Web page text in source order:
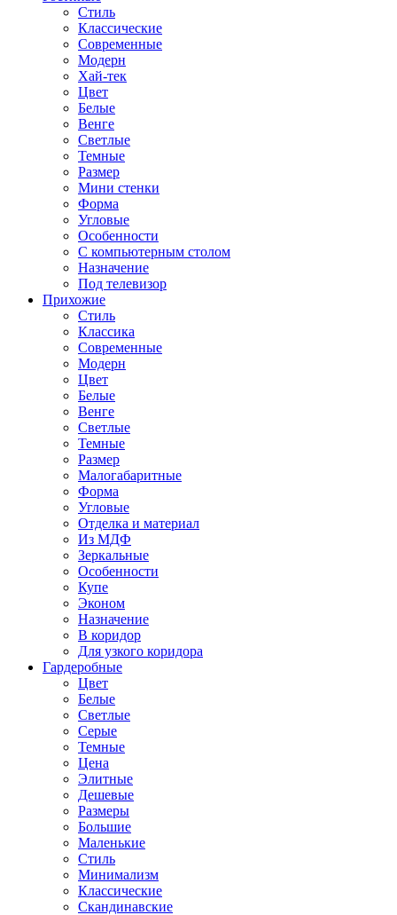
Стиль
Классические
Современные
Модерн
Хай-тек
Цвет
Белые
Венге
Светлые
Темные
Размер
Мини стенки
Форма
Угловые
Особенности
С компьютерным столом
Назначение
Под телевизор
Прихожие
Стиль
Классика
Современные
Модерн
Цвет
Белые
Венге
Светлые
Темные
Размер
Малогабаритные
Форма
Угловые
Отделка и материал
Из МДФ
Зеркальные
Особенности
Купе
Эконом
Назначение
В коридор
Для узкого коридора
Гардеробные
Цвет
Белые
Светлые
Серые
Темные
Цена
Элитные
Дешевые
Размеры
Большие
Маленькие
Стиль
Минимализм
Классические
Скандинавские